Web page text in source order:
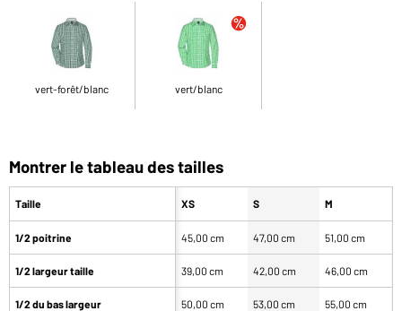
vert-forêt/blanc vert/blanc
Montrer le tableau des tailles
Taille
1/2 poitrine
1/2 largeur taille
1/2 du bas largeur
XS S M
45,00 cm 47,00 cm 51,00 cm
39,00 cm 42,00 cm 46,00 cm
50,00 cm 53,00 cm 55,00 cm